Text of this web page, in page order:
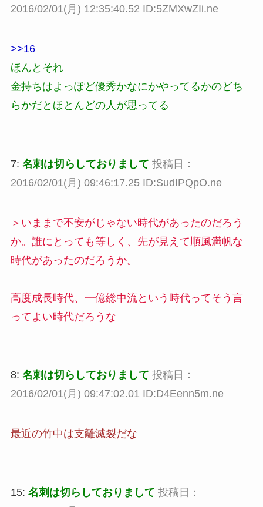
2016/02/01(月) 12:35:40.52 ID:5ZMXwZIi.ne
>>16
ほんとそれ
金持ちはよっぽど優秀かなにかやってるかのどち
らかだとほとんどの人が思ってる
7: 名刺は切らしておりまして 投稿日：
2016/02/01(月) 09:46:17.25 ID:SudIPQpO.ne
＞いままで不安がじゃない時代があったのだろう
か。誰にとっても等しく、先が見えて順風満帆な
時代があったのだろうか。
高度成長時代、一億総中流という時代ってそう言
ってよい時代だろうな
8: 名刺は切らしておりまして 投稿日：
2016/02/01(月) 09:47:02.01 ID:D4Eenn5m.ne
最近の竹中は支離滅裂だな
15: 名刺は切らしておりまして 投稿日：